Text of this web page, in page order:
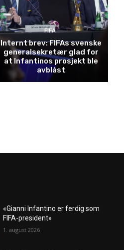
FIFA
Internt brev: FIFAs svenske
generalsekretær glad for
at Infantinos prosjekt ble
avblåst
«Gianni Infantino er ferdig som
FIFA-president»
1. august 2026